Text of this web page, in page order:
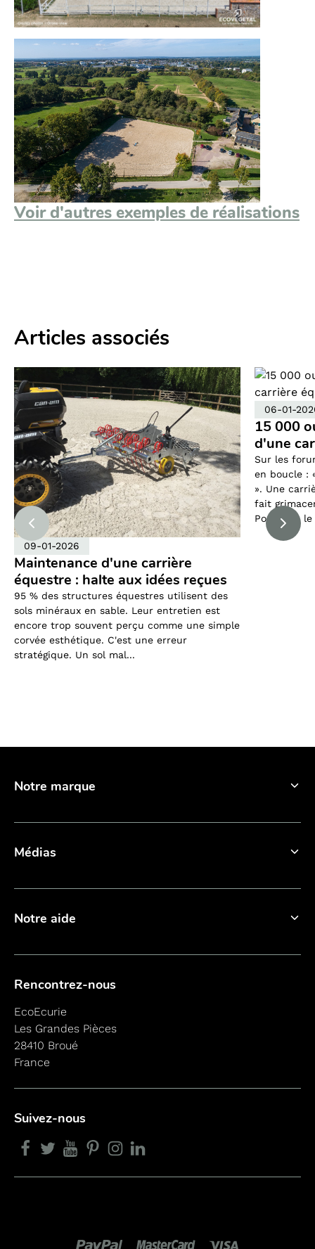
Voir d'autres exemples de réalisations
Articles associés
09-01-2026
Maintenance d'une carrière
équestre : halte aux idées reçues
95 % des structures équestres utilisent des
sols minéraux en sable. Leur entretien est
encore trop souvent perçu comme une simple
corvée esthétique. C'est une erreur
stratégique. Un sol mal...
06-01-
15 000
d'une
Sur les
en boucle :
». Une
fait
Pourtant, le
Rencontrez-nous
EcoEcurie
Les Grandes Pièces
28410 Broué
France
Suivez-nous
Notre marque
Médias
Notre aide